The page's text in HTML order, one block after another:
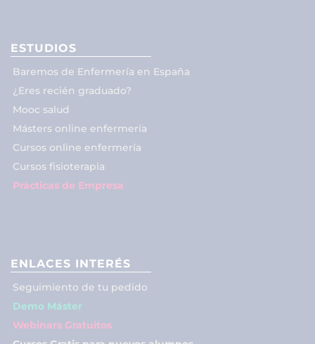
ESTUDIOS
Baremos de Enfermería en España
¿Eres recién graduado?
Mooc salud
Másters online enfermería
Cursos online enfermería
Cursos fisioterapia
Prácticas de Empresa
ENLACES INTERÉS
Seguimiento de tu pedido
Demo Máster
Webinars Gratuitos